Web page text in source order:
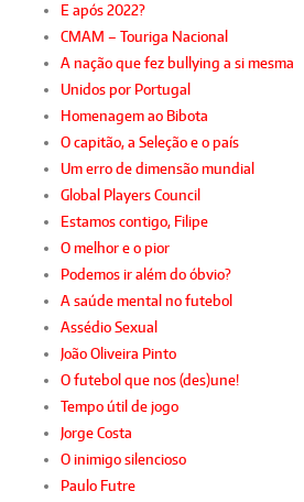
E após 2022?
CMAM – Touriga Nacional
A nação que fez bullying a si mesma
Unidos por Portugal
Homenagem ao Bibota
O capitão, a Seleção e o país
Um erro de dimensão mundial
Global Players Council
Estamos contigo, Filipe
O melhor e o pior
Podemos ir além do óbvio?
A saúde mental no futebol
Assédio Sexual
João Oliveira Pinto
O futebol que nos (des)une!
Tempo útil de jogo
Jorge Costa
O inimigo silencioso
Paulo Futre